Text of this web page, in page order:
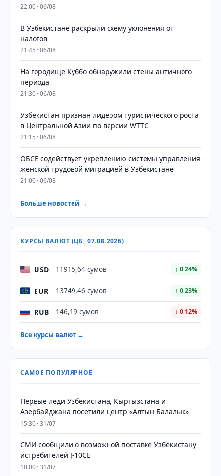
22:00 · 06/08
В Узбекистане раскрыли схему уклонения от
налогов
21:45 · 06/08
На городище Куббо обнаружили стены античного
периода
21:30 · 06/08
Узбекистан признан лидером туристического роста
в Центральной Азии по версии WTTC
21:15 · 06/08
ОБСЕ содействует укреплению системы управления
женской трудовой миграцией в Узбекистане
21:00 · 06/08
Больше новостей →
КУРСЫ ВАЛЮТ (ЦБ, 07.08.2026)
USD 11915,64 сумов ↑ 0.24%
EUR 13749,46 сумов ↑ 0.23%
RUB 146,19 сумов ↓ 0.12%
Все курсы валют →
САМОЕ ПОПУЛЯРНОЕ
Первые леди Узбекистана, Кыргызстана и
Азербайджана посетили центр «Алтын Балалык»
15:30 · 31/07
СМИ сообщили о возможной поставке Узбекистану
истребителей J-10CE
10:00 · 31/07